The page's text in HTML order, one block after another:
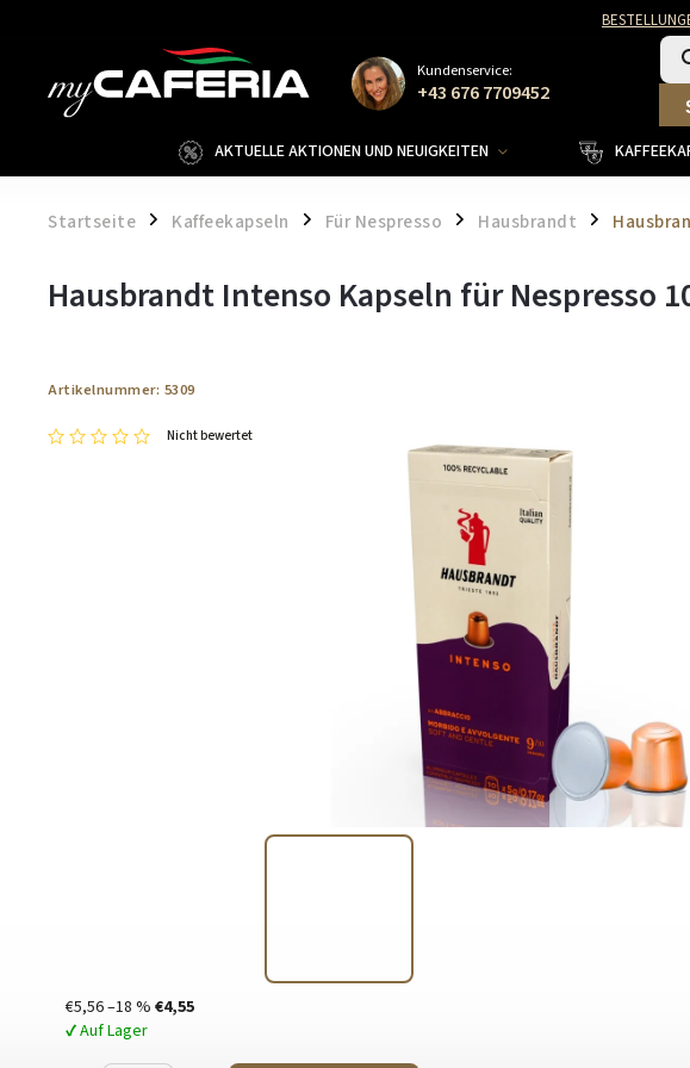
Kundenservice:
+43 676 7709452
AKTUELLE AKTIONEN UND NEUIGKEITEN
Startseite / Kaffeekapseln / Für Nespresso / Hausbrandt /
Hausbrandt Intenso Kapseln für Nespresso
Artikelnummer: 5309
Nicht bewertet
€5,56–18 % €4,55
✔ Auf Lager